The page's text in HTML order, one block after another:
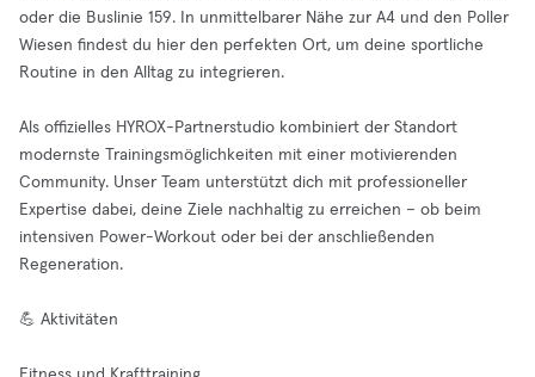
oder die Buslinie 159. In unmittelbarer Nähe zur A4 und den Poller
Wiesen findest du hier den perfekten Ort, um deine sportliche
Routine in den Alltag zu integrieren.
Als offizielles HYROX-Partnerstudio kombiniert der Standort
modernste Trainingsmöglichkeiten mit einer motivierenden
Community. Unser Team unterstützt dich mit professioneller
Expertise dabei, deine Ziele nachhaltig zu erreichen – ob beim
intensiven Power-Workout oder bei der anschließenden
Regeneration.
💪 Aktivitäten